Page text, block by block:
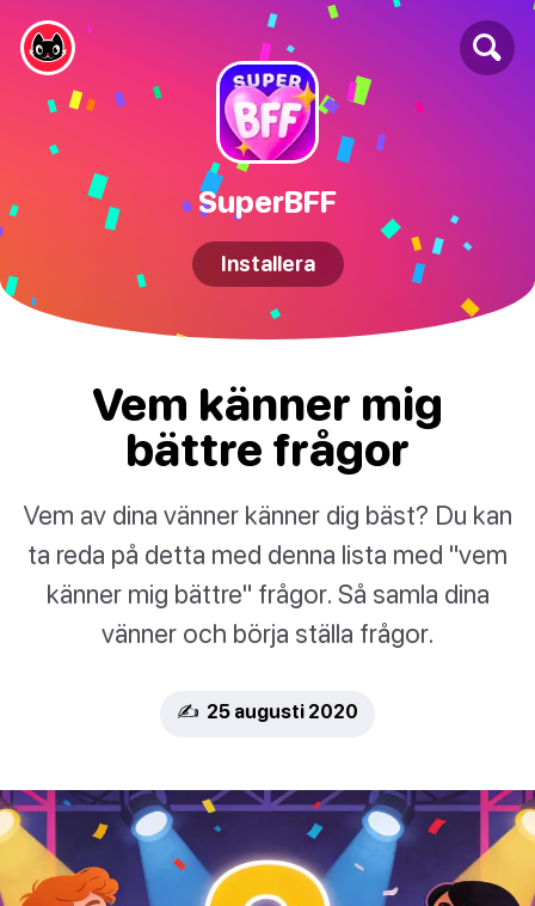
SuperBFF
Installera
Vem känner mig
bättre frågor
Vem av dina vänner känner dig bäst? Du kan
ta reda på detta med denna lista med "vem
känner mig bättre" frågor. Så samla dina
vänner och börja ställa frågor.
✍️ 25 augusti 2020